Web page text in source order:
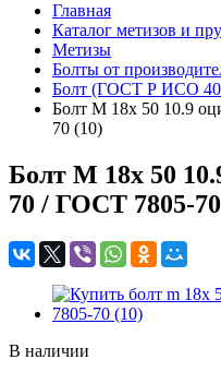
Главная
Каталог метизов и
Метизы
Болты от
Болт (ГОСТ Р ИСО
Болт M 18x 50 10.9
70 (10)
Болт M 18x 50
70 / ГОСТ 7805-
В наличии